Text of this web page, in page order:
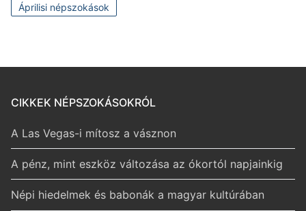
Áprilisi népszokások
CIKKEK NÉPSZOKÁSOKRÓL
A Las Vegas-i mítosz a vásznon
A pénz, mint eszköz változása az ókortól napjainkig
Népi hiedelmek és babonák a magyar kultúrában